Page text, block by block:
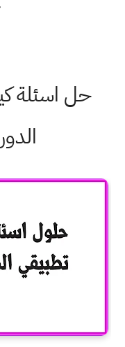
حل اسئلة
الدور